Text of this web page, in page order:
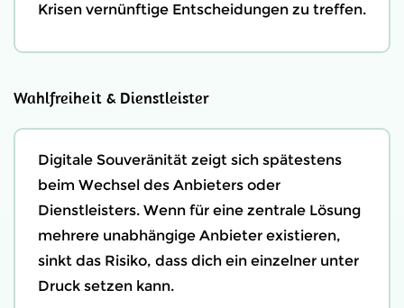
Krisen vernünftige Entscheidungen zu treffen.
Wahlfreiheit & Dienstleister
Digitale Souveränität zeigt sich spätestens
beim Wechsel des Anbieters oder
Dienstleisters. Wenn für eine zentrale Lösung
mehrere unabhängige Anbieter existieren,
sinkt das Risiko, dass dich ein einzelner unter
Druck setzen kann.